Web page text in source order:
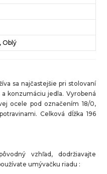
Oblý
sa najčastejšie pri stolovaní
konzumáciu jedla. Vyrobená
ocele pod označením 18/0,
Celková dĺžka 196
vzhľad, dodržiavajte
umývačku riadu :